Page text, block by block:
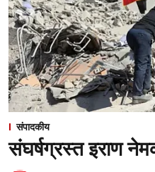
संपादकीय
संघर्षग्रस्त इराण